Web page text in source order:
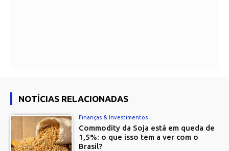
NOTÍCIAS RELACIONADAS
Finanças & Investimentos
Commodity da Soja está em queda de
1,5%: o que isso tem a ver com o
Brasil?